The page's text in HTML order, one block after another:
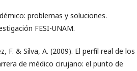
problemas y soluciones.
FESI-UNAM.
F. & Silva, A. (2009). El perfil real de los
de médico cirujano: el punto de